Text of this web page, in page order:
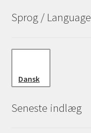
Sprog / Language
Dansk
Seneste indlæg